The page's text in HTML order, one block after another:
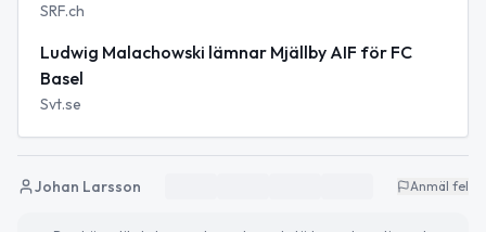
SRF.ch
Ludwig Malachowski lämnar Mjällby AIF för FC
Basel
Svt.se
Johan Larsson Anmäl fel